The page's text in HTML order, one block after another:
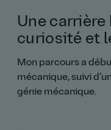
Une carrière
curiosité et
Mon parcours a
mécanique, suivi
génie mécanique.